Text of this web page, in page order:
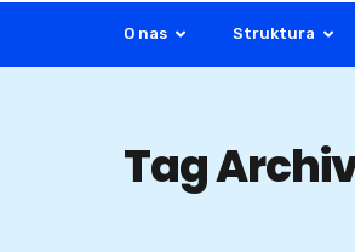
O nas Struktura
Tag